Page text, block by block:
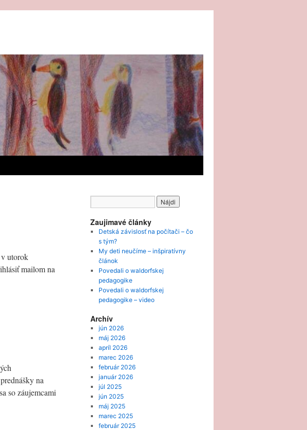
utorok
mailom na
na
so záujemcami
Zaujimavé články
Detská závislosť na počítači – čo
s tým?
My deti neučíme – inšpiratívny
článok
Povedali o waldorfskej
pedagogike
Povedali o waldorfskej
pedagogike – video
Archív
jún 2026
máj 2026
apríl 2026
marec 2026
február 2026
január 2026
júl 2025
jún 2025
máj 2025
marec 2025
február 2025